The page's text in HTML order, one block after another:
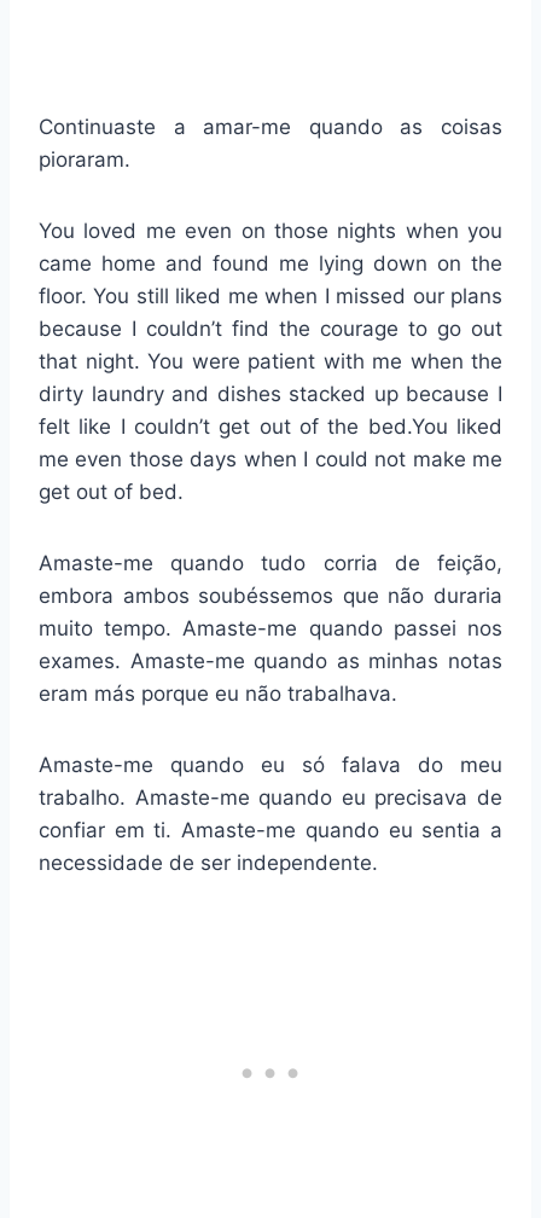
Continuaste a amar-me quando as coisas
pioraram.
You loved me even on those nights when you
came home and found me lying down on the
floor. You still liked me when I missed our plans
because I couldn’t find the courage to go out
that night. You were patient with me when the
dirty laundry and dishes stacked up because I
felt like I couldn’t get out of the bed.You liked
me even those days when I could not make me
get out of bed.
Amaste-me quando tudo corria de feição,
embora ambos soubéssemos que não duraria
muito tempo. Amaste-me quando passei nos
exames. Amaste-me quando as minhas notas
eram más porque eu não trabalhava.
Amaste-me quando eu só falava do meu
trabalho. Amaste-me quando eu precisava de
confiar em ti. Amaste-me quando eu sentia a
necessidade de ser independente.